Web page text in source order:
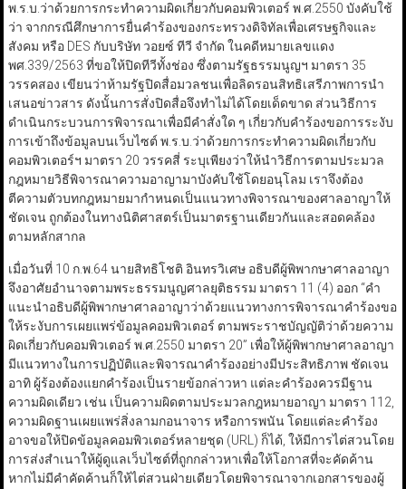
พ.ร.บ.ว่าด้วยการกระทำความผิดเกี่ยวกับคอมพิวเตอร์ พ.ศ.2550 บังคับใช้
ว่า จากกรณีศึกษาการยื่นคำร้องของกระทรวงดิจิทัลเพื่อเศรษฐกิจและ
สังคม หรือ DES กับบริษัท วอยซ์ ทีวี จำกัด ในคดีหมายเลขแดง
พศ.339/2563 ที่ขอให้ปิดทีวีทั้งช่อง ซึ่งตามรัฐธรรมนูญฯ มาตรา 35
วรรคสอง เขียนว่าห้ามรัฐปิดสื่อมวลชนเพื่อลิดรอนสิทธิเสรีภาพการนำ
เสนอข่าวสาร ดังนั้นการสั่งปิดสื่อจึงทำไม่ได้โดยเด็ดขาด ส่วนวิธีการ
ดำเนินกระบวนการพิจารณาเพื่อมีคำสั่งใด ๆ เกี่ยวกับคำร้องขอการระงับ
การเข้าถึงข้อมูลบนเว็บไซต์ พ.ร.บ.ว่าด้วยการกระทำความผิดเกี่ยวกับ
คอมพิวเตอร์ฯ มาตรา 20 วรรคสี่ ระบุเพียงว่าให้นำวิธีการตามประมวล
กฎหมายวิธีพิจารณาความอาญามาบังคับใช้โดยอนุโลม เราจึงต้อง
ตีความตัวบทกฎหมายมากำหนดเป็นแนวทางพิจารณาของศาลอาญาให้
ชัดเจน ถูกต้องในทางนิติศาสตร์เป็นมาตรฐานเดียวกันและสอดคล้อง
ตามหลักสากล
เมื่อวันที่ 10 ก.พ.64 นายสิทธิโชติ อินทรวิเศษ อธิบดีผู้พิพากษาศาลอาญา
จึงอาศัยอำนาจตามพระธรรมนูญศาลยุติธรรม มาตรา 11 (4) ออก “คำ
แนะนำอธิบดีผู้พิพากษาศาลอาญาว่าด้วยแนวทางการพิจารณาคำร้องขอ
ให้ระงับการเผยแพร่ข้อมูลคอมพิวเตอร์ ตามพระราชบัญญัติว่าด้วยความ
ผิดเกี่ยวกับคอมพิวเตอร์ พ.ศ.2550 มาตรา 20” เพื่อให้ผู้พิพากษาศาลอาญา
มีแนวทางในการปฏิบัติและพิจารณาคำร้องอย่างมีประสิทธิภาพ ชัดเจน
อาทิ ผู้ร้องต้องแยกคำร้องเป็นรายข้อกล่าวหา แต่ละคำร้องควรมีฐาน
ความผิดเดียว เช่น เป็นความผิดตามประมวลกฎหมายอาญา มาตรา 112,
ความผิดฐานเผยแพร่สิ่งลามกอนาจาร หรือการพนัน โดยแต่ละคำร้อง
อาจขอให้ปิดข้อมูลคอมพิวเตอร์หลายชุด (URL) ก็ได้, ให้มีการไต่สวนโดย
การส่งสำเนาให้ผู้ดูแลเว็บไซต์ที่ถูกกล่าวหาเพื่อให้โอกาสที่จะคัดค้าน
หากไม่มีคำคัดค้านก็ให้ไต่สวนฝ่ายเดียวโดยพิจารณาจากเอกสารของผู้